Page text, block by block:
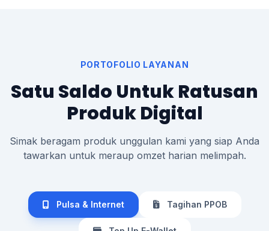
PORTOFOLIO LAYANAN
Satu Saldo Untuk Ratusan
Produk Digital
Simak beragam produk unggulan kami yang siap Anda
tawarkan untuk meraup omzet harian melimpah.
Pulsa & Internet Tagihan PPOB